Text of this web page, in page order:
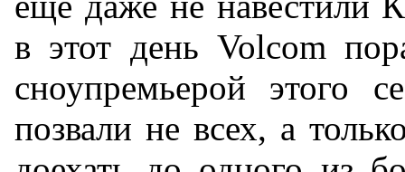
в этот день Volcom
сноупремьерой этого
позвали не всех, а